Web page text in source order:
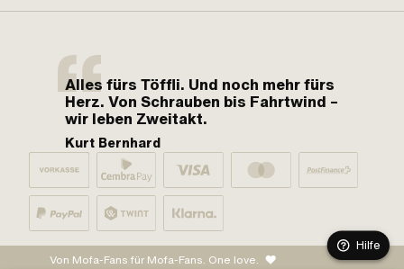
Alles fürs Töffli. Und noch mehr fürs
Herz. Von Schrauben bis Fahrtwind –
wir leben Zweitakt.
Kurt Bernhard
Von Mofa-Fans für Mofa-Fans. One love.
Hilfe